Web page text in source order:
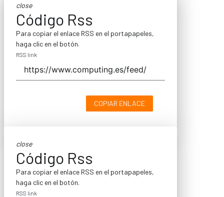
close
Código Rss
Para copiar el enlace RSS en el portapapeles,
haga clic en el botón.
RSS link
COPIAR ENLACE
close
Código Rss
Para copiar el enlace RSS en el portapapeles,
haga clic en el botón.
RSS link